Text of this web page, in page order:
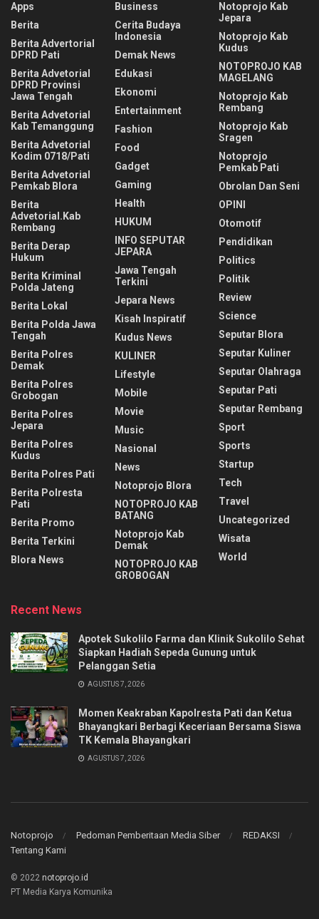
Apps
Berita
Berita Advertorial
DPRD Pati
Berita Advetorial
DPRD Provinsi
Jawa Tengah
Berita Advetorial
Kab Temanggung
Berita Advetorial
Kodim 0718/Pati
Berita Advetorial
Pemkab Blora
Berita
Advetorial.Kab
Rembang
Berita Derap
Hukum
Berita Kriminal
Polda Jateng
Berita Lokal
Berita Polda Jawa
Tengah
Berita Polres
Demak
Berita Polres
Grobogan
Berita Polres
Jepara
Berita Polres
Kudus
Berita Polres Pati
Berita Polresta
Pati
Berita Promo
Berita Terkini
Blora News
Business
Cerita Budaya
Indonesia
Demak News
Edukasi
Ekonomi
Entertainment
Fashion
Food
Gadget
Gaming
Health
HUKUM
INFO SEPUTAR
JEPARA
Jawa Tengah
Terkini
Jepara News
Kisah Inspiratif
Kudus News
KULINER
Lifestyle
Mobile
Movie
Music
Nasional
News
Notoprojo Blora
NOTOPROJO KAB
BATANG
Notoprojo Kab
Demak
NOTOPROJO KAB
GROBOGAN
Notoprojo Kab
Jepara
Notoprojo Kab
Kudus
NOTOPROJO KAB
MAGELANG
Notoprojo Kab
Rembang
Notoprojo Kab
Sragen
Notoprojo
Pemkab Pati
Obrolan Dan Seni
OPINI
Otomotif
Pendidikan
Politics
Politik
Review
Science
Seputar Blora
Seputar Kuliner
Seputar Olahraga
Seputar Pati
Seputar Rembang
Sport
Sports
Startup
Tech
Travel
Uncategorized
Wisata
World
Recent News
Apotek Sukolilo Farma dan Klinik Sukolilo Sehat
Siapkan Hadiah Sepeda Gunung untuk
Pelanggan Setia
AGUSTUS 7, 2026
Momen Keakraban Kapolresta Pati dan Ketua
Bhayangkari Berbagi Keceriaan Bersama Siswa
TK Kemala Bhayangkari
AGUSTUS 7, 2026
Notoprojo Pedoman Pemberitaan Media Siber
REDAKSI
Tentang Kami
© 2022 notoprojo.id
PT Media Karya Komunika